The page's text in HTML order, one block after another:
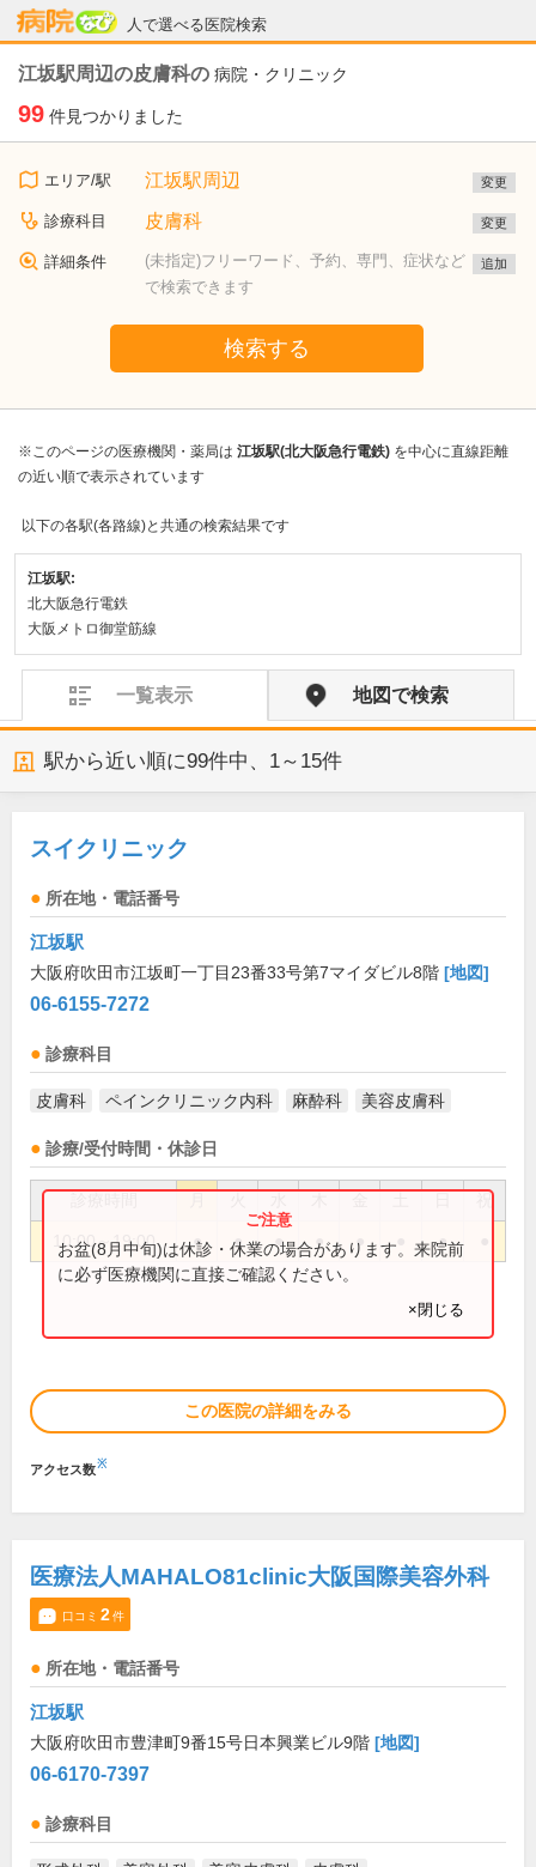
人で選べる医院検索
病院なび
江坂駅周辺の皮膚科の 病院・クリニック
99 件見つかりました
エリア/駅 江坂駅周辺 変更
診療科目 皮膚科 変更
詳細条件
(未指定)フリーワード、予約、専門、症状など
で検索できます
追加
検索する
※このページの医療機関・薬局は 江坂駅(北大阪急行電鉄) を中心に直線距離
の近い順で表示されています
以下の各駅(各路線)と共通の検索結果です
江坂駅:
北大阪急行電鉄
大阪メトロ御堂筋線
一覧表示 地図で検索
駅から近い順に99件中、 1～15件
スイクリニック
所在地・電話番号
江坂駅
大阪府吹田市江坂町一丁目23番33号第7マイダビル8階 [地図]
06-6155-7272
診療科目
皮膚科 ペインクリニック内科 麻酔科 美容皮膚科
診療/受付時間・休診日
祝
10:00～19:00 ● ● ● ● ● ●
お盆(8月中旬)は休診・休業の場合があります。来院前
に必ず医療機関に直接ご確認ください。
×閉じる
この医院の詳細をみる
アクセス数※
医療法人MAHALO81clinic大阪国際美容外科
口コミ 2件
所在地・電話番号
江坂駅
大阪府吹田市豊津町9番15号日本興業ビル9階 [地図]
06-6170-7397
診療科目